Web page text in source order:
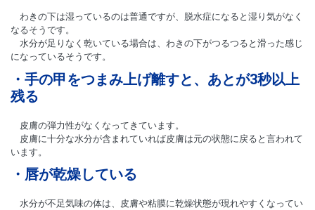
わきの下は湿っているのは普通ですが、脱水症になると湿り気がなく
なるそうです。
水分が足りなく乾いている場合は、わきの下がつるつると滑った感じ
になっているそうです。
・手の甲をつまみ上げ離すと、あとが3秒以上
残る
皮膚の弾力性がなくなってきています。
皮膚に十分な水分が含まれていれば皮膚は元の状態に戻ると言われて
います。
・唇が乾燥している
水分が不足気味の体は、皮膚や粘膜に乾燥状態が現れやすくなってい